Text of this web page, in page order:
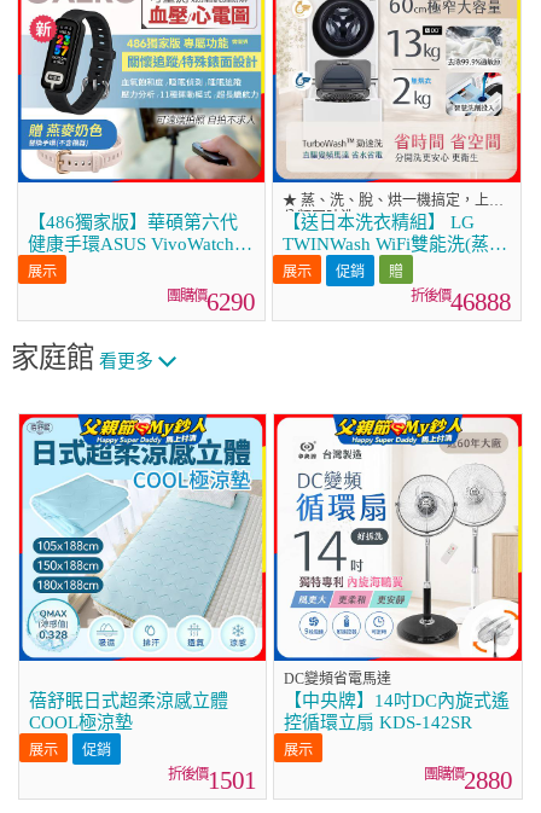
【486獨家版】華碩第六代
健康手環ASUS VivoWatch 6
Aero
6290
★ 蒸、洗、脫、烘一機搞定，上下
分類同時洗
【送日本洗衣精組】 LG
TWINWash WiFi雙能洗(蒸洗
脫烘)滾筒洗衣機13kg+2kg
(WD-S13VDW+WT-
促銷
46888
家庭館 看更多
蓓舒眠日式超柔涼感立體
COOL極涼墊
促銷
1501
DC變頻省電馬達
【中央牌】14吋DC內旋式遙
控循環立扇 KDS-142SR
2880